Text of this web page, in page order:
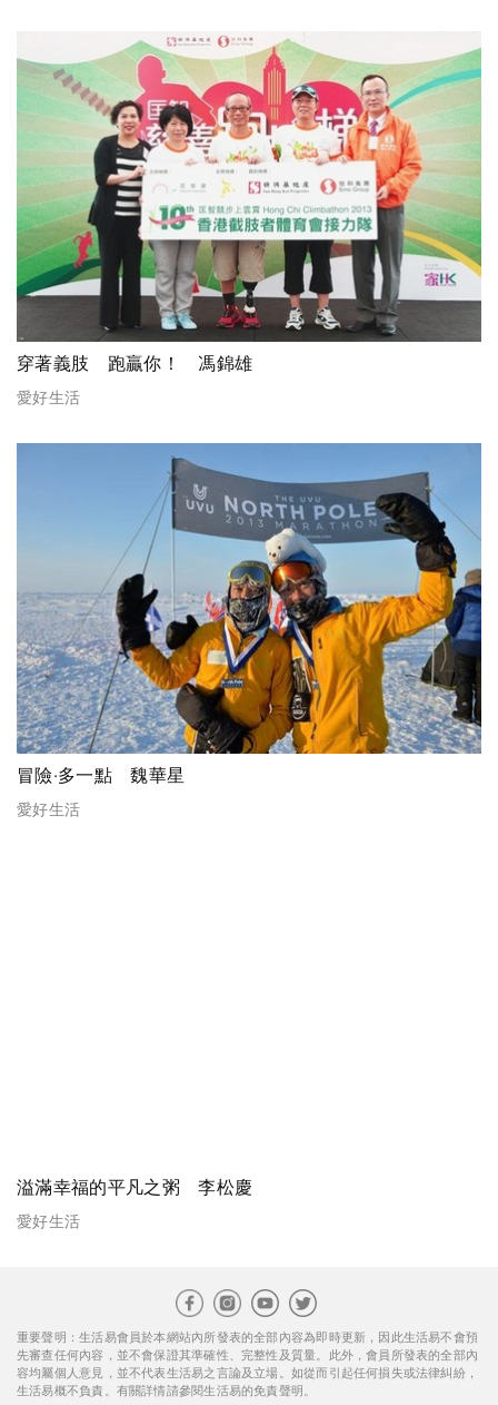
穿著義肢 跑贏你！ 馮錦雄
愛好生活
冒險‧多一點 魏華星
愛好生活
溢滿幸福的平凡之粥 李松慶
愛好生活
重要聲明：生活易會員於本網站內所發表的全部內容為即時更新，因此生活易不會預
先審查任何內容，並不會保證其準確性、完整性及質量。此外，會員所發表的全部內
容均屬個人意見，並不代表生活易之言論及立場。如從而引起任何損失或法律糾紛，
生活易概不負責。有關詳情請參閱生活易的免責聲明。